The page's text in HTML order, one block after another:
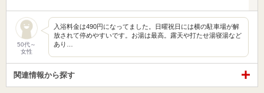
50代～
女性
入浴料金は490円になってました。日曜祝日には横の駐車場が解
放されて停めやすいです。お湯は最高。露天や打たせ湯寝湯など
あり…
関連情報から探す